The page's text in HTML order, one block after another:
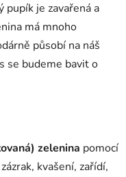
pupík je zavařená a
má mnoho
působí na náš
se budeme bavit o
zelenina pomocí
kvašení, zařídí,